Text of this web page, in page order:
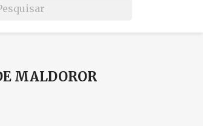
MALDOROR